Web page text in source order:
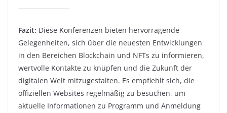
Fazit: Diese Konferenzen bieten hervorragende
Gelegenheiten, sich über die neuesten Entwicklungen
in den Bereichen Blockchain und NFTs zu informieren,
wertvolle Kontakte zu knüpfen und die Zukunft der
digitalen Welt mitzugestalten. Es empfiehlt sich, die
offiziellen Websites regelmäßig zu besuchen, um
aktuelle Informationen zu Programm und Anmeldung